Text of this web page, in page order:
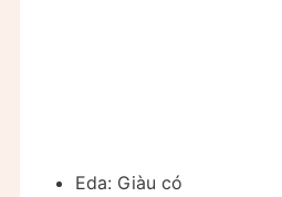
Eda: Giàu có